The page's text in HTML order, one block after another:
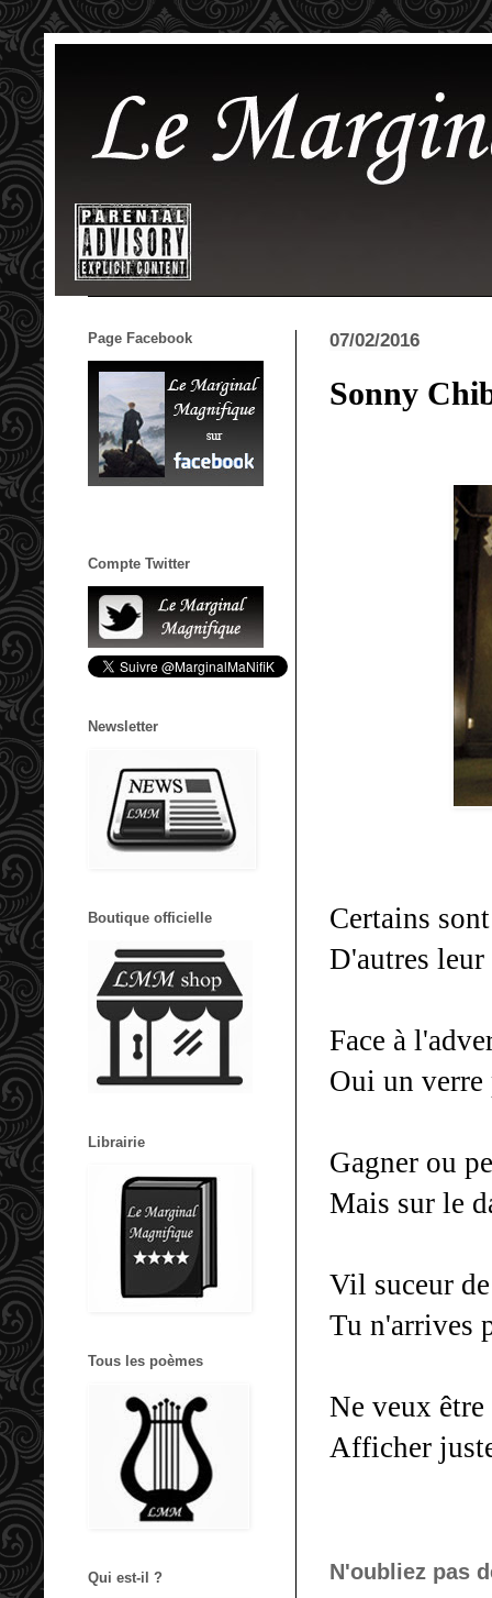
07/02/2016
Sonny
Certains
D'autres
Face à
Oui un
Gagner ou
Mais sur le
Vil suceur
Tu n'arrives
Ne veux
Afficher
N'oubliez pas
Page Facebook
Compte Twitter
Newsletter
Boutique officielle
Librairie
Tous les poèmes
Qui est-il ?